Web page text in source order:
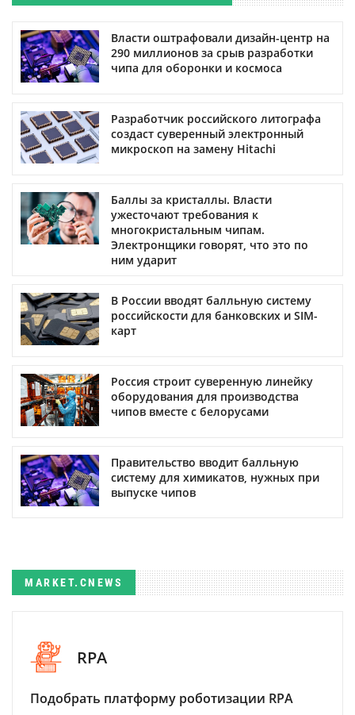
Власти оштрафовали дизайн-центр на
290 миллионов за срыв разработки
чипа для оборонки и космоса
Разработчик российского литографа
создаст суверенный электронный
микроскоп на замену Hitachi
Баллы за кристаллы. Власти
ужесточают требования к
многокристальным чипам.
Электронщики говорят, что это по
ним ударит
В России вводят балльную систему
российскости для банковских и SIM-
карт
Россия строит суверенную линейку
оборудования для производства
чипов вместе с белорусами
Правительство вводит балльную
систему для химикатов, нужных при
выпуске чипов
MARKET.CNEWS
RPA
Подобрать платформу роботизации RPA